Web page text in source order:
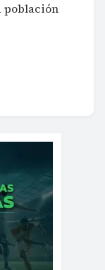
población